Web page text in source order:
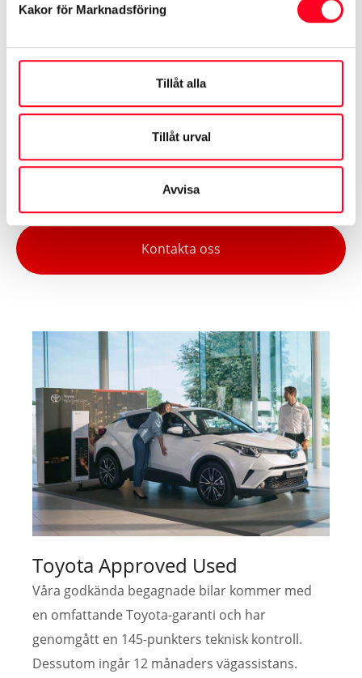
Kakor för Marknadsföring
Tillåt alla
Tillåt urval
Avvisa
trafikolycka, stöld, stöldförsök eller skadegörelse. Du
kan t.ex. få fri bärgning eller starthjälp – helt utan
Om du behöver hjälp, ring Toyota Trygghetsassistans
på telefon0771 – 908 020
Kontakta oss
Toyota Approved Used
Våra godkända begagnade bilar kommer med
en omfattande Toyota-garanti och har
genomgått en 145-punkters teknisk kontroll.
Dessutom ingår 12 månaders vägassistans.